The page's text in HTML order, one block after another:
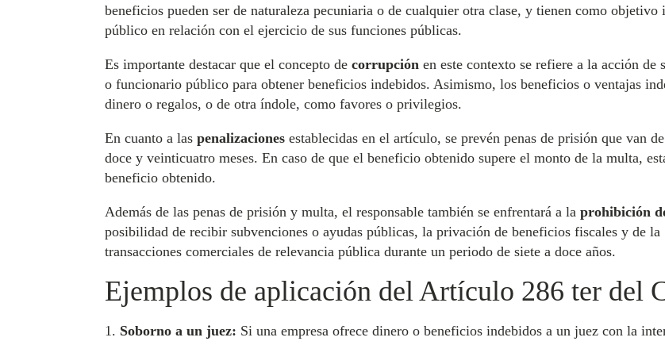
beneficios pueden ser de naturaleza pecuniaria o de cualquier otra clase, y tienen como
público en relación con el ejercicio de sus funciones públicas.
Es importante destacar que el concepto de corrupción en este contexto se refiere a la acción
o funcionario público para obtener beneficios indebidos. Asimismo, los beneficios o ventajas
dinero o regalos, o de otra índole, como favores o privilegios.
En cuanto a las penalizaciones establecidas en el artículo, se prevén penas de prisión que van
doce y veinticuatro meses. En caso de que el beneficio obtenido supere el monto de la multa,
beneficio obtenido.
Además de las penas de prisión y multa, el responsable también se enfrentará a la prohibición
posibilidad de recibir subvenciones o ayudas públicas, la privación de beneficios fiscales y de
transacciones comerciales de relevancia pública durante un periodo de siete a doce años.
Ejemplos de aplicación del Artículo 286 ter del
1. Soborno a un juez: Si una empresa ofrece dinero o beneficios indebidos a un juez con la